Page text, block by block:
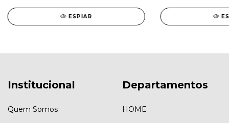
ESPIAR
Institucional
Quem Somos
Departamentos
HOME